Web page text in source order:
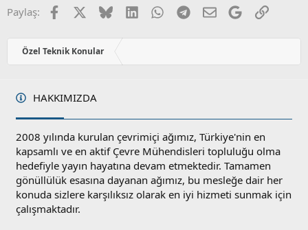
u
z
o
l
Paylaş: Facebook BlueskyLinkedInWhatsApp
Telegram
E-postaGoogleLink
Özel Teknik Konular
HAKKIMIZDA
2008 yılında kurulan çevrimiçi ağımız, Türkiye'nin en
kapsamlı ve en aktif Çevre Mühendisleri topluluğu olma
hedefiyle yayın hayatına devam etmektedir. Tamamen
gönüllülük esasına dayanan ağımız, bu mesleğe dair her
konuda sizlere karşılıksız olarak en iyi hizmeti sunmak için
çalışmaktadır.